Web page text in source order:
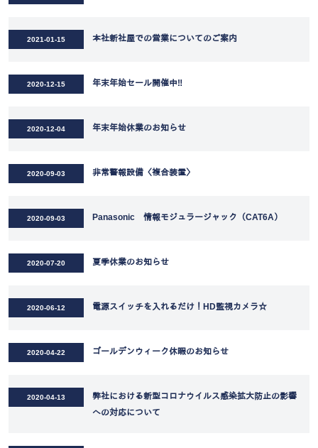
2021-01-15 本社新社屋での営業についてのご案内
2020-12-15 年末年始セール開催中‼
2020-12-04 年末年始休業のお知らせ
2020-09-03 非常警報設備〈複合装置〉
2020-09-03 Panasonic 情報モジュラージャック（CAT6A）
2020-07-20 夏季休業のお知らせ
2020-06-12 電源スイッチを入れるだけ！HD監視カメラ☆
2020-04-22 ゴールデンウィーク休暇のお知らせ
2020-04-13
弊社における新型コロナウイルス感染拡大防止の影響
への対応について